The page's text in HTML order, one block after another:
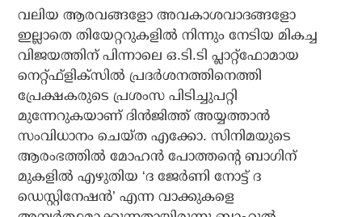
വലിയ ആരവങ്ങളോ അവകാശവാദങ്ങളോ
ഇല്ലാതെ തിയേറ്ററുകളില്‍ നിന്നും നേടിയ മികച്ച
വിജയത്തിന് പിന്നാലെ ഒ.ടി.ടി പ്ലാറ്റ്‌ഫോമായ
നെറ്റ്ഫ്‌ളിക്‌സില്‍ പ്രദര്‍ശനത്തിനെത്തി
പ്രേക്ഷകരുടെ പ്രശംസ പിടിച്ചുപറ്റി
മുന്നേറുകയാണ് ദിന്‍ജിത്ത് അയ്യത്താന്‍
സംവിധാനം ചെയ്ത എക്കോ. സിനിമയുടെ
ആരംഭത്തില്‍ മോഹന്‍ പോത്തന്റെ ബാഗിന്
മുകളില്‍ എഴുതിയ ‘ദ ജേര്‍ണി നോട്ട് ദ
ഡെസ്റ്റിനേഷന്‍’ എന്ന വാക്കുകളെ